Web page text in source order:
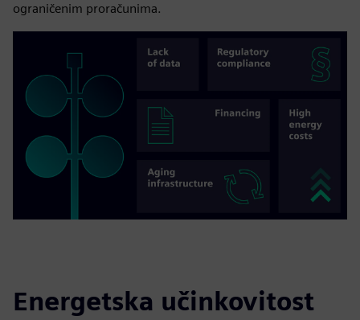
ograničenim proračunima.
Energetska učinkovitost